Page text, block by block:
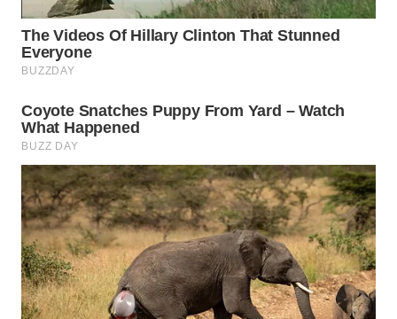
WAHANA
TV
WAHANANEWS
WAHANANEWS
WAHANANEWS
NET
WAHANA
SPORT